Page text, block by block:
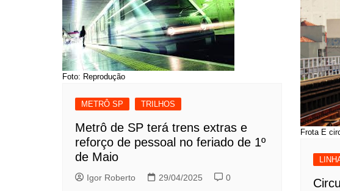
Foto: Reprodução
METRÔ SP TRILHOS
Metrô de SP terá trens extras e
reforço de pessoal no feriado de 1º
de Maio
Igor Roberto 29/04/2025 0
Frota E